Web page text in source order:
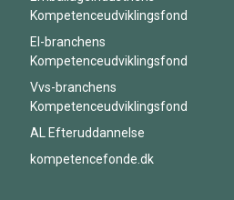
Kompetenceudviklingsfond
El-branchens
Kompetenceudviklingsfond
Vvs-branchens
Kompetenceudviklingsfond
AL Efteruddannelse
kompetencefonde.dk